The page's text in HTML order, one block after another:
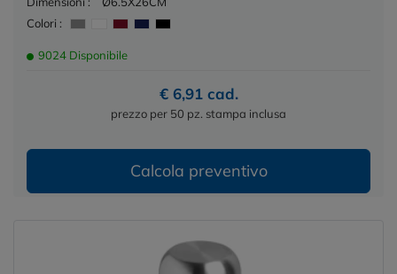
Colori :
9024 Disponibile
€ 6,91 cad.
prezzo per 50 pz. stampa inclusa
Calcola preventivo